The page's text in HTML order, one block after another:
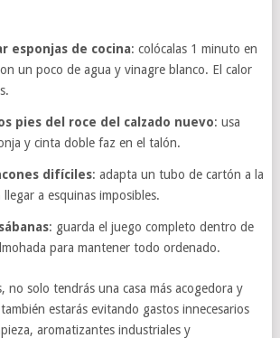
esponjas de cocina: colócalas 1 minuto en
un poco de agua y vinagre blanco. El calor
pies del roce del calzado nuevo: usa
y cinta doble faz en el talón.
difíciles: adapta un tubo de cartón a la
a esquinas imposibles.
: guarda el juego completo dentro de
para mantener todo ordenado.
no solo tendrás una casa más acogedora y
estarás evitando gastos innecesarios
aromatizantes industriales y